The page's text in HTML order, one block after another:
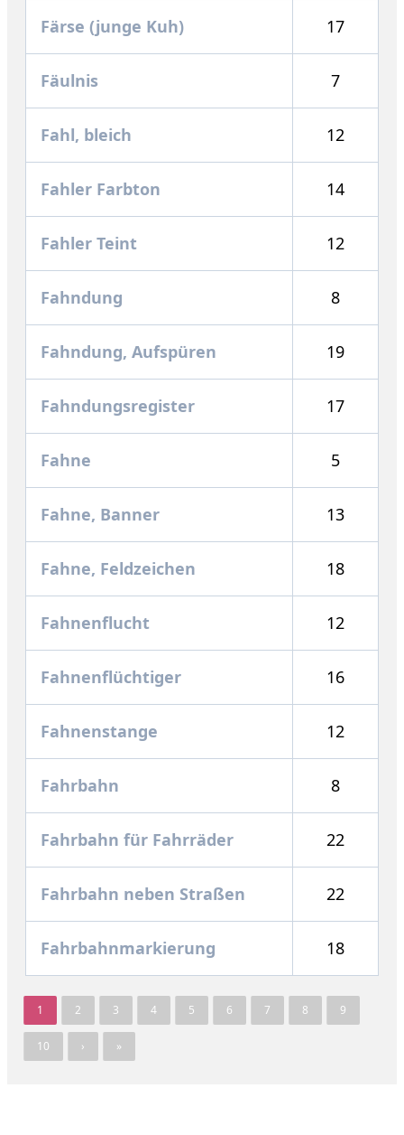
Färse (junge Kuh) 17
Fäulnis 7
Fahl, bleich 12
Fahler Farbton 14
Fahler Teint 12
Fahndung 8
Fahndung, Aufspüren 19
Fahndungsregister 17
Fahne 5
Fahne, Banner 13
Fahne, Feldzeichen 18
Fahnenflucht 12
Fahnenflüchtiger 16
Fahnenstange 12
Fahrbahn 8
Fahrbahn für Fahrräder 22
Fahrbahn neben Straßen 22
Fahrbahnmarkierung 18
1 2 3 4 5 6 7 8 9
10 › »